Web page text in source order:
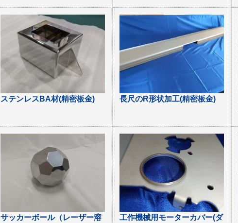
ステンレスBA材(精密板金) 長尺のR形状加工(精密板金)
サッカーボール（レーザー溶
工作機械用モーターカバー(ダ